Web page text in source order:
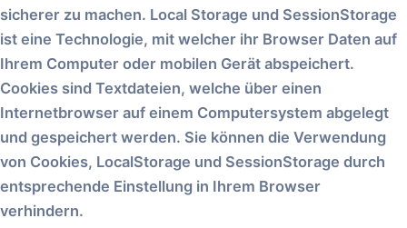
sicherer zu machen. Local Storage und SessionStorage
ist eine Technologie, mit welcher ihr Browser Daten auf
Ihrem Computer oder mobilen Gerät abspeichert.
Cookies sind Textdateien, welche über einen
Internetbrowser auf einem Computersystem abgelegt
und gespeichert werden. Sie können die Verwendung
von Cookies, LocalStorage und SessionStorage durch
entsprechende Einstellung in Ihrem Browser
verhindern.